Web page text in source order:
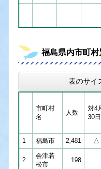
福島県内市町村
表のサイ
市町村
名
人数
対4
30日
1 福島市 2,481 △
2
会津若
松市
198